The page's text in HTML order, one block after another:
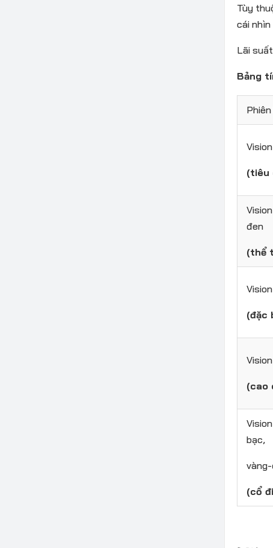
Tùy
cái
Lãi
Bảng
(tiêu
đen
(thể
(đặc
(cao
bạc,
(cổ